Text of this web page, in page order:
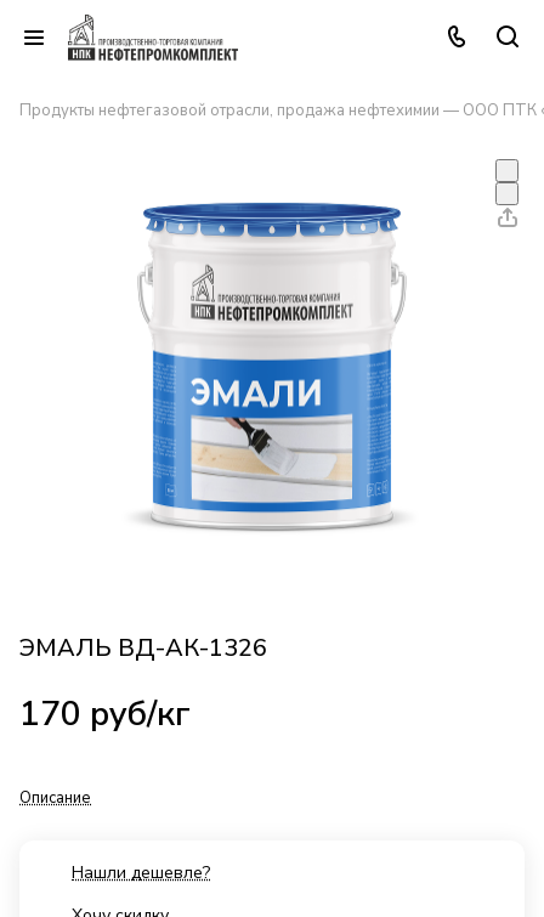
Продукты нефтегазовой отрасли, продажа нефтехимии — ООО ПТК
ЭМАЛЬ ВД-АК-1326
170 руб/кг
Описание
Нашли дешевле?